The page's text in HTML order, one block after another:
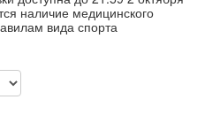
наличие медицинского
вида спорта